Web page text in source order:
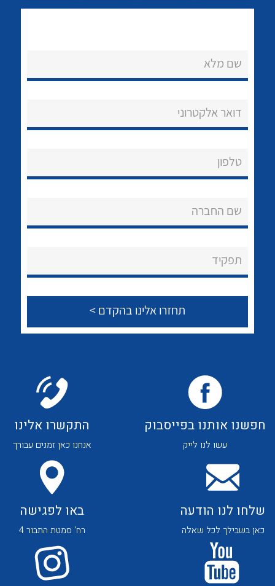
שירותי תמיכה
About Ateka Ltd.
לכל מוצרי היצרן לכל מוצרי היצרן
לכל מוצרי היצרן לכל מוצרי היצרן
לכל מוצרי היצרן לכל מוצרי היצרן
שם מלא
דואר אלקטרוני
טלפון
שם החברה
תפקיד
חפשנו אותנו בפייסבוק
עשו לנו לייק
התקשרו אלינו
אנחנו כאן זמנים עבורך
שלחו לנו הודעה
כאן בשבילך לכל שאלה
באו לפגישה
רח' סמטת התבור 4